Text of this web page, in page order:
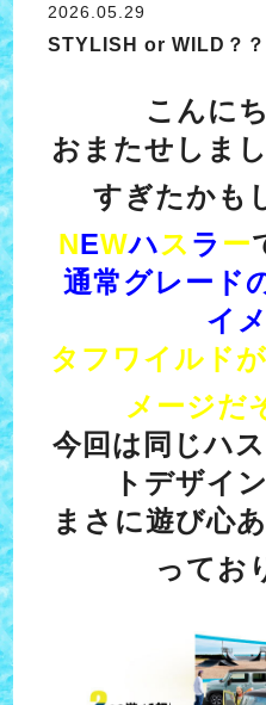
2026.05.29
STYLISH or WILD？？
こんに
おまたせしま
すぎたかも
NEWハス ラ ー
通常グレード
イ
タフワイルド
メージだ
今回は同じハ
トデザイ
まさに遊び心
ってお